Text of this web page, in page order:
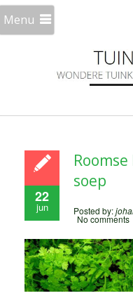
Menu
22
jun
soep
Posted by:
No comments